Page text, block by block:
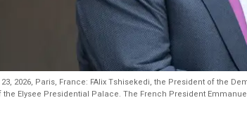
2026, Paris, France: FAlix Tshisekedi, the President of the
the Elysee Presidential Palace. The French President